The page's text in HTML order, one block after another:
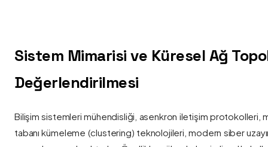
Sistem Mimarisi ve Küresel Ağ
Değerlendirilmesi
Bilişim sistemleri mühendisliği, asenkron iletişim protokolleri,
tabanı kümeleme (clustering) teknolojileri, modern siber